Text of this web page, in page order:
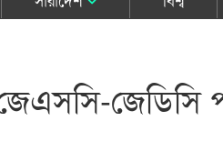
জেডিসি